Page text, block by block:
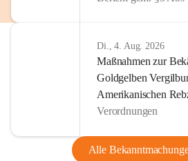
Di., 4. Aug. 2026
Maßnahmen zur
Goldgelben
Amerikanischen
Verordnungen
Alle